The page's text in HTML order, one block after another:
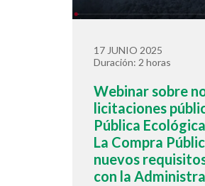
17 JUNIO 2025
Duración: 2 horas
Webinar sobre
licitaciones
Pública Ecológica
La Compra
nuevos
con la